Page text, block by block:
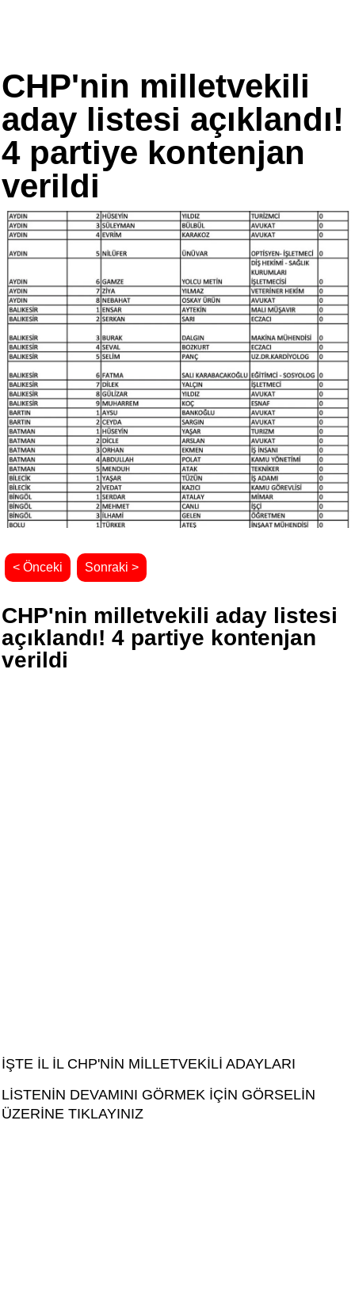
CHP'nin milletvekili
aday listesi açıklandı!
4 partiye kontenjan
verildi
< Önceki Sonraki >
CHP'nin milletvekili aday listesi
açıklandı! 4 partiye kontenjan
verildi
İŞTE İL İL CHP'NİN MİLLETVEKİLİ ADAYLARI
LİSTENİN DEVAMINI GÖRMEK İÇİN GÖRSELİN
ÜZERİNE TIKLAYINIZ